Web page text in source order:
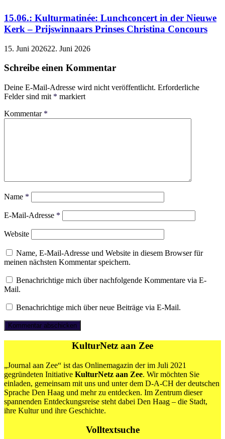
15.06.: Kulturmatinée: Lunchconcert in der Nieuwe
Kerk – Prijswinnaars Prinses Christina Concours
15. Juni 202622. Juni 2026
Schreibe einen Kommentar
Deine E-Mail-Adresse wird nicht veröffentlicht. Erforderliche
Felder sind mit * markiert
Kommentar *
Name *
E-Mail-Adresse *
Website
Name, E-Mail-Adresse und Website in diesem Browser für
meinen nächsten Kommentar speichern.
Benachrichtige mich über nachfolgende Kommentare via E-
Mail.
Benachrichtige mich über neue Beiträge via E-Mail.
KulturNetz aan Zee
„Journal aan Zee“ ist das Onlinemagazin der im Juli 2021
gegründeten Initiative KulturNetz aan Zee. Wir möchten Sie
einladen, gemeinsam mit uns und unter dem D-A-CH der deutschen
Sprache Den Haag und mehr zu entdecken. Im Zentrum dieser
spannenden Entdeckungsreise steht dabei Den Haag – die Stadt,
ihre Kultur und ihre Geschichte.
Volltextsuche